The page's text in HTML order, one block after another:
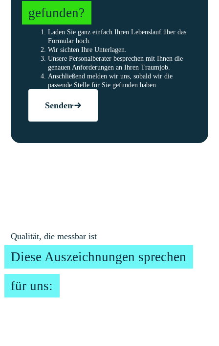
gefunden?
Laden Sie ganz einfach Ihren Lebenslauf über das
Formular hoch.
Wir sichten Ihre Unterlagen.
Unsere Personalberater besprechen mit Ihnen die
genauen Anforderungen an Ihren Traumjob.
Anschließend melden wir uns, sobald wir die
passende Stelle für Sie gefunden haben.
Senden
Qualität, die messbar ist
Diese Auszeichnungen sprechen
für uns: